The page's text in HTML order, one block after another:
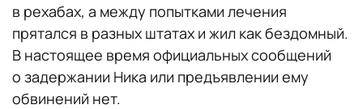
в рехабах, а между попытками лечения
прятался в разных штатах и жил как бездомный.
В настоящее время официальных сообщений
о задержании Ника или предъявлении ему
обвинений нет.